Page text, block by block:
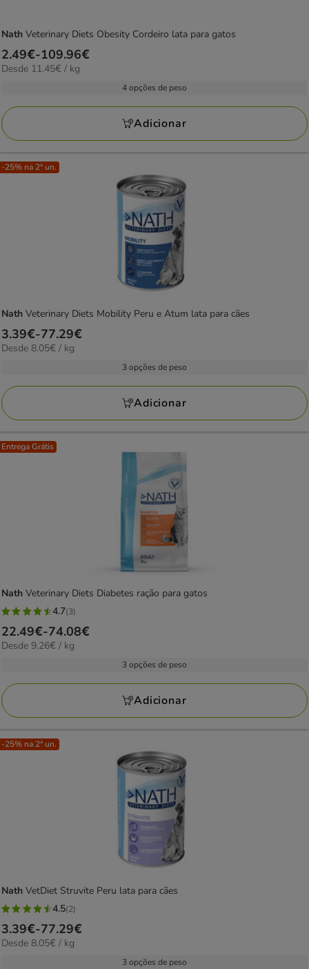
Nath Veterinary Diets Obesity Cordeiro lata para gatos
Preço
de
109.96€
2.49€-109.96€
11.45€
Desde 11.45€ / kg
4 opções de peso
Adicionar
-25% na 2ª un.
Nath Veterinary Diets Mobility Peru e Atum lata para cães
Preço
de
77.29€
3.39€-77.29€
8.05€
Desde 8.05€ / kg
3 opções de peso
Adicionar
Entrega Grátis
Nath Veterinary Diets Diabetes ração para gatos
4.7
estrelas
com
avaliações
4.7(3)
Preço
de
74.08€
22.49€-74.08€
9.26€
Desde 9.26€ / kg
3 opções de peso
Adicionar
-25% na 2ª un.
Nath VetDiet Struvite Peru lata para cães
4.5
estrelas
com
4.5(2)
Preço
de
3.39€-77.29€
8.05€
Desde 8.05€ / kg
3 opções de peso